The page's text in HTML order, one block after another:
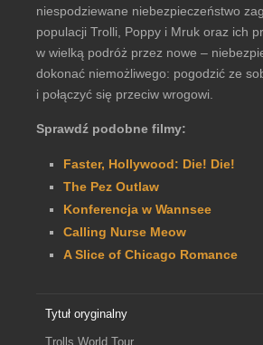
niespodziewane niebezpieczeństwo
populacji Trolli, Poppy i Mruk oraz ich
w wielką podróż przez nowe –
dokonać niemożliwego: pogodzić ze
i połączyć się przeciw wrogowi.
Sprawdź podobne filmy:
Faster, Hollywood: Die! Die!
The Pez Outlaw
Konferencja w Wannsee
Calling Nurse Meow
A Slice of Chicago Romance
Tytuł oryginalny
Trolls World Tour